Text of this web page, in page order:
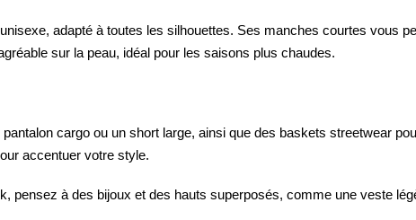
adapté à toutes les silhouettes. Ses manches courtes vous
sur la peau, idéal pour les saisons plus chaudes.
cargo ou un short large, ainsi que des baskets streetwear
accentuer votre style.
pensez à des bijoux et des hauts superposés, comme une veste